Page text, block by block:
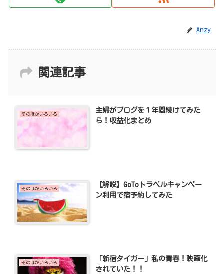
Anzy
関連記事
そのほかいろいろ
主婦がブログを１年間続けてみた
ら！収益化まとめ
そのほかいろいろ
【解説】GoToトラベルキャンペー
ン利用で宿予約してみた
そのほかいろいろ
「新宿タイガー」私の青春！映画化
されていた！！